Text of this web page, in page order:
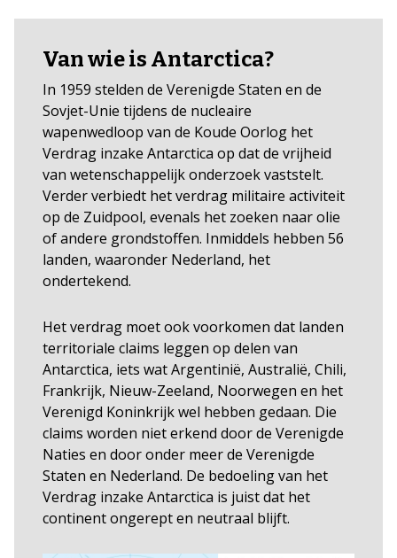
Van wie is Antarctica?
In 1959 stelden de Verenigde Staten en de
Sovjet-Unie tijdens de nucleaire
wapenwedloop van de Koude Oorlog het
Verdrag inzake Antarctica op dat de vrijheid
van wetenschappelijk onderzoek vaststelt.
Verder verbiedt het verdrag militaire activiteit
op de Zuidpool, evenals het zoeken naar olie
of andere grondstoffen. Inmiddels hebben 56
landen, waaronder Nederland, het
ondertekend.
Het verdrag moet ook voorkomen dat landen
territoriale claims leggen op delen van
Antarctica, iets wat Argentinië, Australië, Chili,
Frankrijk, Nieuw-Zeeland, Noorwegen en het
Verenigd Koninkrijk wel hebben gedaan. Die
claims worden niet erkend door de Verenigde
Naties en door onder meer de Verenigde
Staten en Nederland. De bedoeling van het
Verdrag inzake Antarctica is juist dat het
continent ongerept en neutraal blijft.